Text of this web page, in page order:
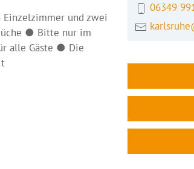
und zwei
● Bitte nur im
alle Gäste ● Die
06349